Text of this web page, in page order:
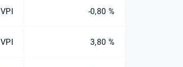
VPI -0,80 %
VPI 3,80 %